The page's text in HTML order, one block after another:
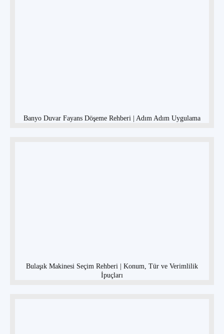
Banyo Duvar Fayans Döşeme Rehberi | Adım Adım Uygulama
Bulaşık Makinesi Seçim Rehberi | Konum, Tür ve Verimlilik
İpuçları